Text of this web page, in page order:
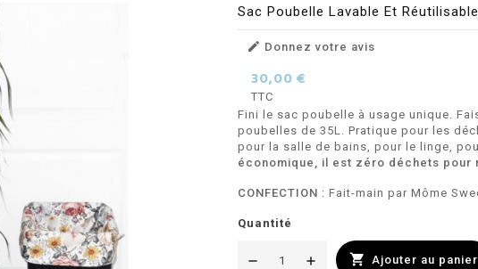
Sac Poubelle Lavable Et
 Donnez votre avis
30,00 €
TTC
Fini le sac poubelle à usage unique.
poubelles de 35L. Pratique pour les
pour la salle de bains, pour le linge,
économique, il est zéro déchets pour
CONFECTION : Fait-main par Môme
Quantité
 Ajouter au panier